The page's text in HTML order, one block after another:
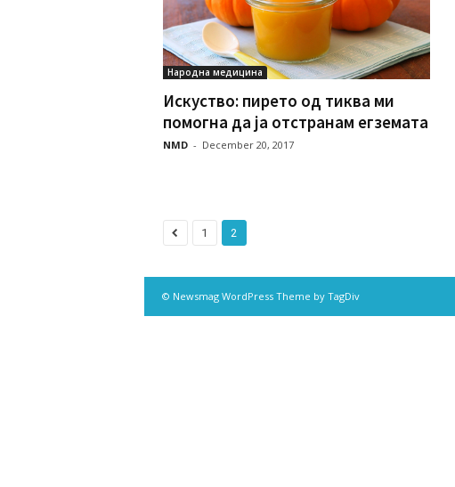
Народна медицина
Искуство: пирето од тиква ми
помогна да ја отстранам егземата
NMD - December 20, 2017
1 2
© Newsmag WordPress Theme by TagDiv